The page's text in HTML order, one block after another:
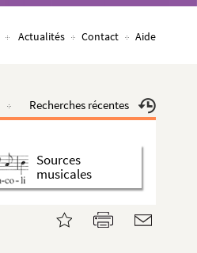
Actualités Contact Aide
Recherches récentes
Sources
musicales